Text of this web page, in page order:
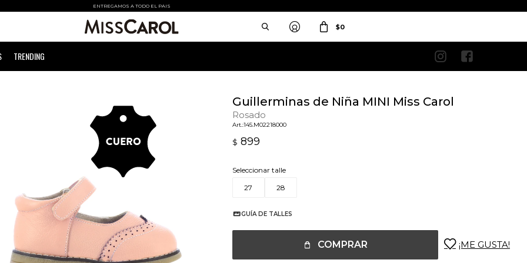
ENTREGAMOS A TODO EL PAIS
TRENDING
$0
 
Guillerminas de Niña MINI Miss Carol
Rosado
145.M02218000
$ 899
Seleccionar talle
27
28
GUÍA DE TALLES
COMPRAR